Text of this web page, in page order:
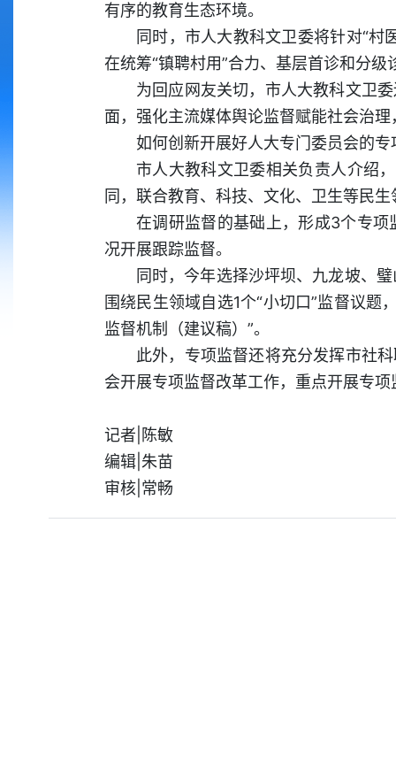
有序的教育生态环境。
同时，市人大教科文卫委将针对“
在统筹“镇聘村用”合力、基层首诊和分
为回应网友关切，市人大教科文卫
面，强化主流媒体舆论监督赋能社会治
如何创新开展好人大专门委员会的专
市人大教科文卫委相关负责人介绍
同，联合教育、科技、文化、卫生等民
在调研监督的基础上，形成3个专
况开展跟踪监督。
同时，今年选择沙坪坝、九龙坡、
围绕民生领域自选1个“小切口”监督议题
监督机制（建议稿）”。
此外，专项监督还将充分发挥市社
会开展专项监督改革工作，重点开展专
记者|陈敏
编辑|朱苗
审核|常畅